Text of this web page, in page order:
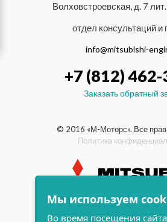
Волховстроевская, д. 7
отдел консультаций и
info@mitsubishi-
+7 (812)
Заказать обратный
© 2016 «М-Моторс». Все
Политика
индустриальные и
дизельные двигатели
Мы используем
Во время посещения